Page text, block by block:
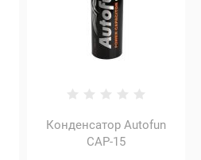
Конденсатор Autofun
CAP-15